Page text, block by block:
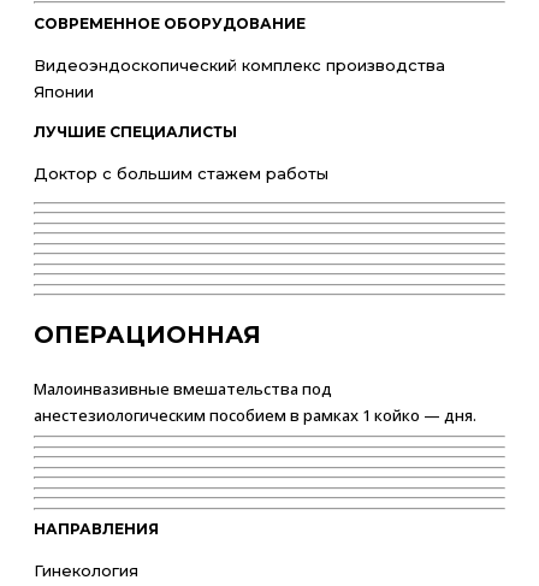
СОВРЕМЕННОЕ ОБОРУДОВАНИЕ
Видеоэндоскопический комплекс производства
Японии
ЛУЧШИЕ СПЕЦИАЛИСТЫ
Доктор с большим стажем работы
ОПЕРАЦИОННАЯ
Малоинвазивные вмешательства под
анестезиологическим пособием в рамках 1 койко — дня.
НАПРАВЛЕНИЯ
Гинекология